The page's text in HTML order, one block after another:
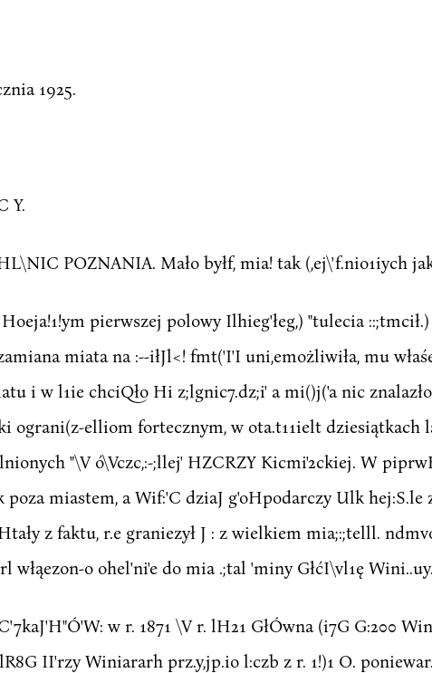
1925.
Y.
POZNANIA. Mało byłf, mia! tak (,ej\'f.nio1iych
pierwszej polowy Ilhieg'łeg,) "tulecia
miata na :--iłJl<! fmt('I'I uni,emożliwiła, mu
i w l1ie chciQło Hi z;lgnic7.dz;i' a mi()j('a nic
ograni(z-elliom fortecznym, w ota.t11ielt
"\V ó\Vczc,:-;llej' HZCRZY Kicmi'2ckiej. W
poza miastem, a Wif:'C dziaJ g'oHpodarczy Ulk hej:S.le
z faktu, r.e graniezył J : z wielkiem mia;:;telll.
włąezon-o ohel'ni'e do mia .;tal 'miny GłćI\vl1ę
w r. 1871 \V r. lH21 GłÓwna (i7G G:200
II'rzy Winiararh prz.y,jp.io l:czb z r. 1!)1 O.